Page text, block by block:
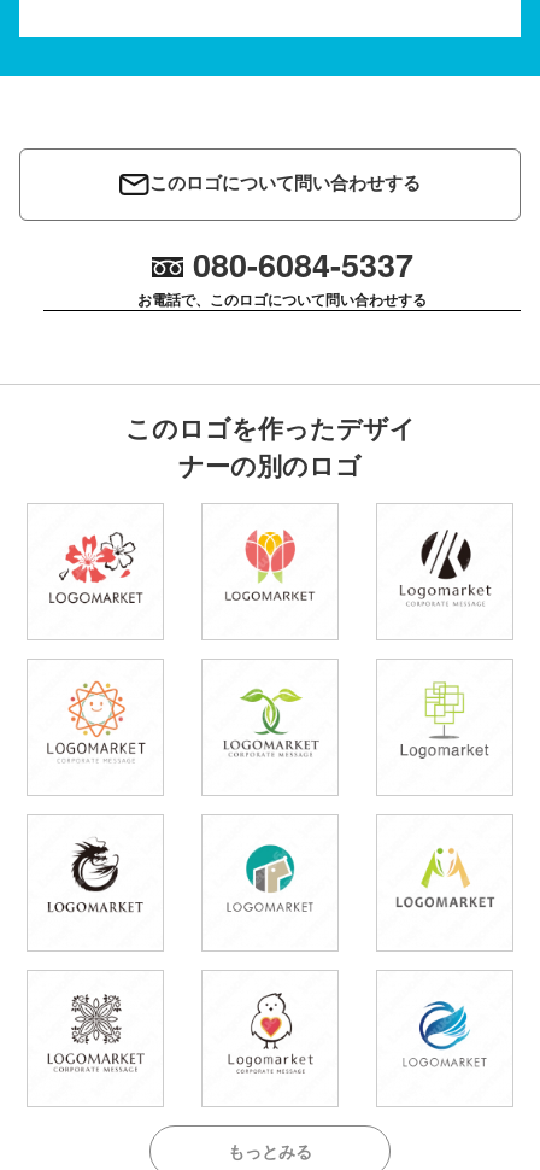
このロゴについて問い合わせする
080-6084-5337
お電話で、このロゴについて問い合わせする
このロゴを作ったデザイ
ナーの別のロゴ
もっとみる